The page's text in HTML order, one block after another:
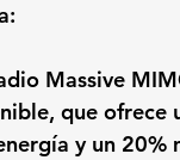
Massive
que
y un